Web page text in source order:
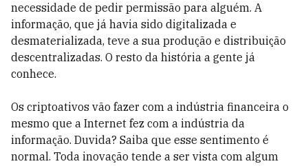
necessidade de pedir permissão para alguém. A
informação, que já havia sido digitalizada e
desmaterializada, teve a sua produção e distribuição
descentralizadas. O resto da história a gente já
conhece.
Os criptoativos vão fazer com a indústria financeira o
mesmo que a Internet fez com a indústria da
informação. Duvida? Saiba que esse sentimento é
normal. Toda inovação tende a ser vista com algum